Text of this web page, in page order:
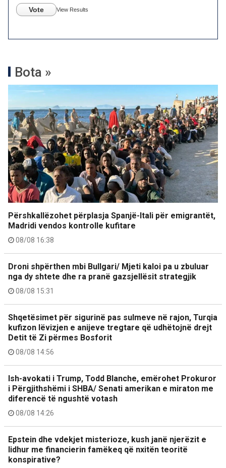
Vote View Results
Bota »
Përshkallëzohet përplasja Spanjë-Itali për emigrantët,
Madridi vendos kontrolle kufitare
08/08 16:38
Droni shpërthen mbi Bullgari/ Mjeti kaloi pa u zbuluar
nga dy shtete dhe ra pranë gazsjellësit strategjik
08/08 15:31
Shqetësimet për sigurinë pas sulmeve në rajon, Turqia
kufizon lëvizjen e anijeve tregtare që udhëtojnë drejt
Detit të Zi përmes Bosforit
08/08 14:56
Ish-avokati i Trump, Todd Blanche, emërohet Prokuror
i Përgjithshëmi i SHBA/ Senati amerikan e miraton me
diferencë të ngushtë votash
08/08 14:26
Epstein dhe vdekjet misterioze, kush janë njerëzit e
lidhur me financierin famëkeq që nxitën teoritë
konspirative?